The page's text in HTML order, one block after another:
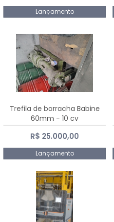
Lançamento
Trefila de borracha Babine
60mm - 10 cv
R$ 25.000,00
Lançamento